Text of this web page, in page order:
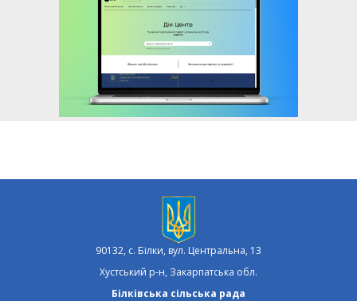
90132, с. Білки, вул. Центральна, 13
Хустський р-н, Закарпатська обл.
Білківська сільська рада